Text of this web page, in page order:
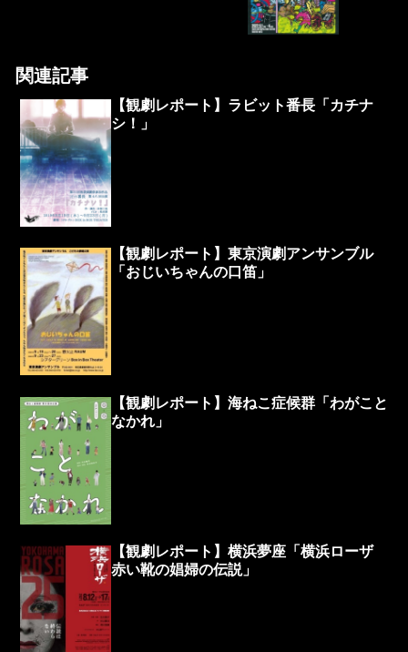
関連記事
【観劇レポート】ラビット番長「カチナ
シ！」
【観劇レポート】東京演劇アンサンブル
「おじいちゃんの口笛」
【観劇レポート】海ねこ症候群「わがこと
なかれ」
【観劇レポート】横浜夢座「横浜ローザ
赤い靴の娼婦の伝説」